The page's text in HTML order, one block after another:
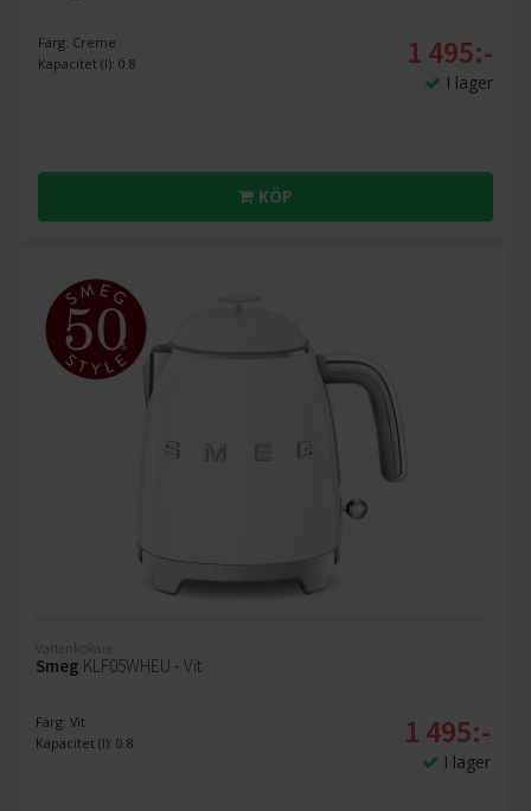
Färg: Creme
Kapacitet (l): 0.8
1 495:-
I lager
KÖP
Vattenkokare
Smeg KLF05WHEU - Vit
Färg: Vit
Kapacitet (l): 0.8
1 495:-
I lager